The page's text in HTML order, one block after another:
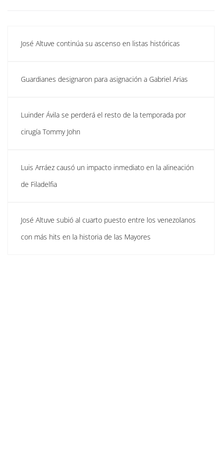
José Altuve continúa su ascenso en listas históricas
Guardianes designaron para asignación a Gabriel Arias
Luinder Ávila se perderá el resto de la temporada por
cirugía Tommy John
Luis Arráez causó un impacto inmediato en la alineación
de Filadelfia
José Altuve subió al cuarto puesto entre los venezolanos
con más hits en la historia de las Mayores